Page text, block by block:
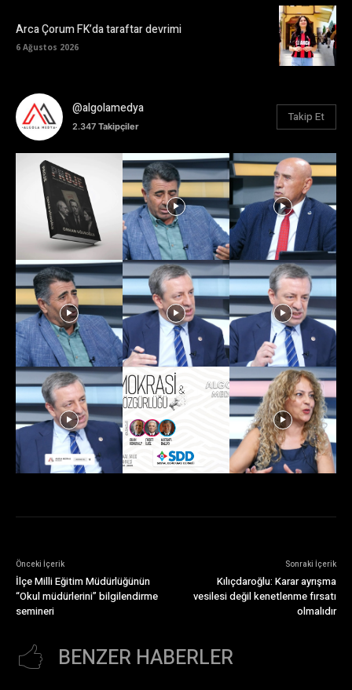
Arca Çorum FK’da taraftar devrimi
6 Ağustos 2026
@algolamedya
2.347 Takipçiler
Takip Et
Önceki İçerik
İlçe Milli Eğitim Müdürlüğünün
“Okul müdürlerini” bilgilendirme
semineri
Sonraki İçerik
Kılıçdaroğlu: Karar ayrışma
vesilesi değil kenetlenme fırsatı
olmalıdır
BENZER HABERLER